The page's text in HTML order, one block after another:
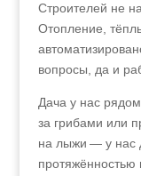
Строителей не
Отопление,
вопросы, да и
Дача у нас
за грибами или
на лыжи — у нас
протяжённостью